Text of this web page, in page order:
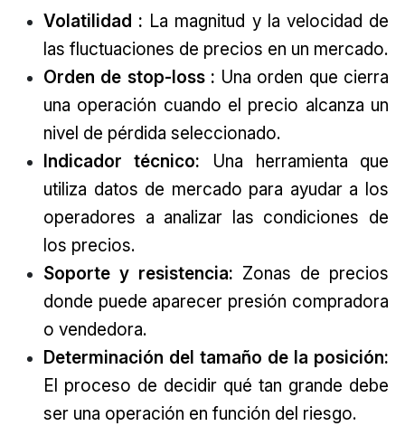
Volatilidad : La magnitud y la velocidad de
las fluctuaciones de precios en un mercado.
Orden de stop-loss : Una orden que cierra
una operación cuando el precio alcanza un
nivel de pérdida seleccionado.
Indicador técnico: Una herramienta que
utiliza datos de mercado para ayudar a los
operadores a analizar las condiciones de
los precios.
Soporte y resistencia: Zonas de precios
donde puede aparecer presión compradora
o vendedora.
Determinación del tamaño de la posición:
El proceso de decidir qué tan grande debe
ser una operación en función del riesgo.